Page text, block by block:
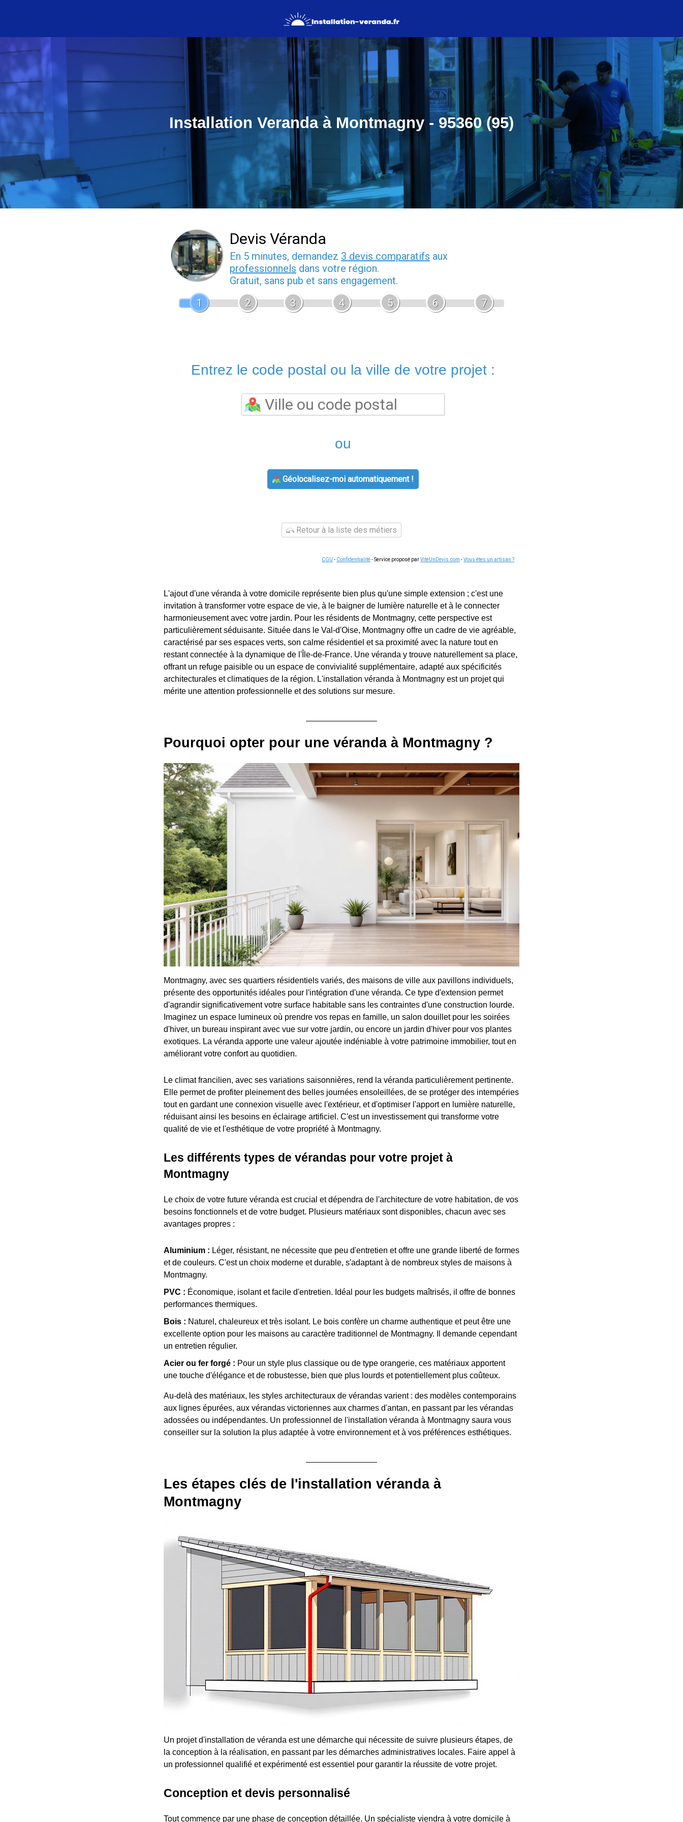
Installation Veranda à Montmagny - 95360 (95)
Devis Véranda
En 5 minutes, demandez 3 devis comparatifs aux
professionnels dans votre région.
Gratuit, sans pub et sans engagement.
1
2 3 4 5 6 7
Entrez le code postal ou la ville de votre projet :
ou
Géolocalisez-moi automatiquement !
Retour à la liste des métiers
CGU - Confidentialité- Service proposé parViteUnDevis.com -Vous êtes un artisan ?
L'ajout d'une véranda à votre domicile représente bien plus qu'une simple extension ; c'est une
invitation à transformer votre espace de vie, à le baigner de lumière naturelle et à le connecter
harmonieusement avec votre jardin. Pour les résidents de Montmagny, cette perspective est
particulièrement séduisante. Située dans le Val-d'Oise, Montmagny offre un cadre de vie agréable,
caractérisé par ses espaces verts, son calme résidentiel et sa proximité avec la nature tout en
restant connectée à la dynamique de l'Île-de-France. Une véranda y trouve naturellement sa place,
offrant un refuge paisible ou un espace de convivialité supplémentaire, adapté aux spécificités
architecturales et climatiques de la région. L'installation véranda à Montmagny est un projet qui
mérite une attention professionnelle et des solutions sur mesure.
Pourquoi opter pour une véranda à Montmagny ?
Montmagny, avec ses quartiers résidentiels variés, des maisons de ville aux pavillons individuels,
présente des opportunités idéales pour l'intégration d'une véranda. Ce type d'extension permet
d'agrandir significativement votre surface habitable sans les contraintes d'une construction lourde.
Imaginez un espace lumineux où prendre vos repas en famille, un salon douillet pour les soirées
d'hiver, un bureau inspirant avec vue sur votre jardin, ou encore un jardin d'hiver pour vos plantes
exotiques. La véranda apporte une valeur ajoutée indéniable à votre patrimoine immobilier, tout en
améliorant votre confort au quotidien.
Le climat francilien, avec ses variations saisonnières, rend la véranda particulièrement pertinente.
Elle permet de profiter pleinement des belles journées ensoleillées, de se protéger des intempéries
tout en gardant une connexion visuelle avec l'extérieur, et d'optimiser l'apport en lumière naturelle,
réduisant ainsi les besoins en éclairage artificiel. C'est un investissement qui transforme votre
qualité de vie et l'esthétique de votre propriété à Montmagny.
Les différents types de vérandas pour votre projet à
Montmagny
Le choix de votre future véranda est crucial et dépendra de l'architecture de votre habitation, de vos
besoins fonctionnels et de votre budget. Plusieurs matériaux sont disponibles, chacun avec ses
avantages propres :
Aluminium : Léger, résistant, ne nécessite que peu d'entretien et offre une grande liberté de formes
et de couleurs. C'est un choix moderne et durable, s'adaptant à de nombreux styles de maisons à
Montmagny.
PVC : Économique, isolant et facile d'entretien. Idéal pour les budgets maîtrisés, il offre de bonnes
performances thermiques.
Bois : Naturel, chaleureux et très isolant. Le bois confère un charme authentique et peut être une
excellente option pour les maisons au caractère traditionnel de Montmagny. Il demande cependant
un entretien régulier.
Acier ou fer forgé : Pour un style plus classique ou de type orangerie, ces matériaux apportent
une touche d'élégance et de robustesse, bien que plus lourds et potentiellement plus coûteux.
Au-delà des matériaux, les styles architecturaux de vérandas varient : des modèles contemporains
aux lignes épurées, aux vérandas victoriennes aux charmes d'antan, en passant par les vérandas
adossées ou indépendantes. Un professionnel de l'installation véranda à Montmagny saura vous
conseiller sur la solution la plus adaptée à votre environnement et à vos préférences esthétiques.
Les étapes clés de l'installation véranda à
Montmagny
Un projet d'installation de véranda est une démarche qui nécessite de suivre plusieurs étapes, de
la conception à la réalisation, en passant par les démarches administratives locales. Faire appel à
un professionnel qualifié et expérimenté est essentiel pour garantir la réussite de votre projet.
Conception et devis personnalisé
Tout commence par une phase de conception détaillée. Un spécialiste viendra à votre domicile à